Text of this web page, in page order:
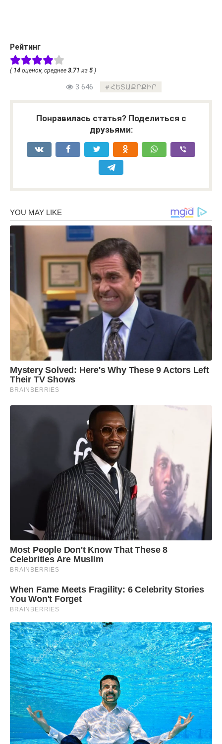
Рейтинг
( 14 оценок, среднее 3.71 из 5 )
3 646 ՀԵՏԱՔՐՔԻՐ
Понравилась статья? Поделиться с
друзьями: